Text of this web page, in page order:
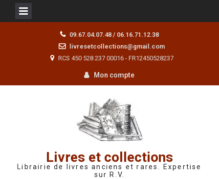
09.67.04.07.48 / 06.16.71.12.38
livresetcollections@gmail.com
RCS 450 528 237 00016 - FR12450528237
Mon compte
Livres et collections
Librairie de livres anciens et rares. Expertise
sur R.V.